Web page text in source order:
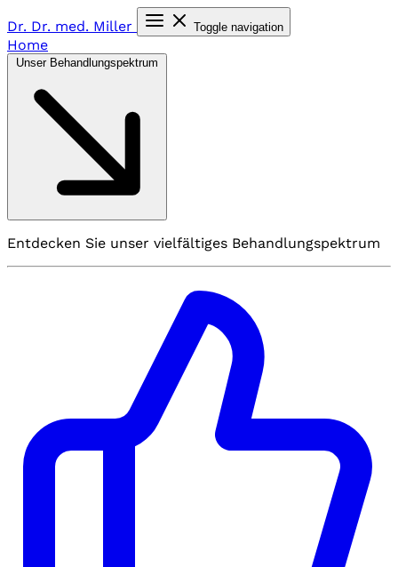
Dr. Dr. med. Miller Toggle navigation
Home
Entdecken Sie unser vielfältiges Behandlungspektrum